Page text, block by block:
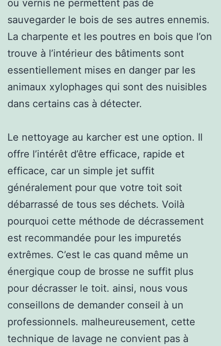
ou vernis ne permettent pas de
sauvegarder le bois de ses autres ennemis.
La charpente et les poutres en bois que l’on
trouve à l’intérieur des bâtiments sont
essentiellement mises en danger par les
animaux xylophages qui sont des nuisibles
dans certains cas à détecter.
Le nettoyage au karcher est une option. Il
offre l’intérêt d’être efficace, rapide et
efficace, car un simple jet suffit
généralement pour que votre toit soit
débarrassé de tous ses déchets. Voilà
pourquoi cette méthode de décrassement
est recommandée pour les impuretés
extrêmes. C’est le cas quand même un
énergique coup de brosse ne suffit plus
pour décrasser le toit. ainsi, nous vous
conseillons de demander conseil à un
professionnels. malheureusement, cette
technique de lavage ne convient pas à